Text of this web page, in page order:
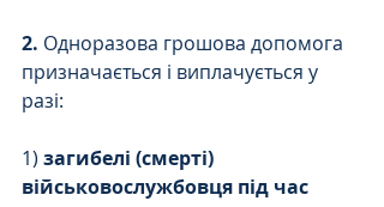
2. Одноразова грошова допомога
призначається і виплачується у
разі:
1) загибелі (смерті)
військовослужбовця під час